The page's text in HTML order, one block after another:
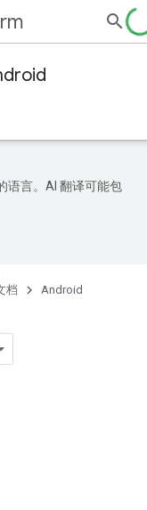
语言。AI 翻译可能包
档
Android